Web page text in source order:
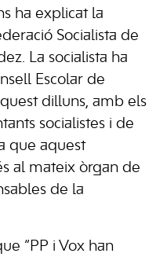
ha explicat la
Socialista de
La socialista ha
Escolar de
dilluns, amb els
socialistes i de
que aquest
al mateix òrgan de
de la
“PP i Vox han